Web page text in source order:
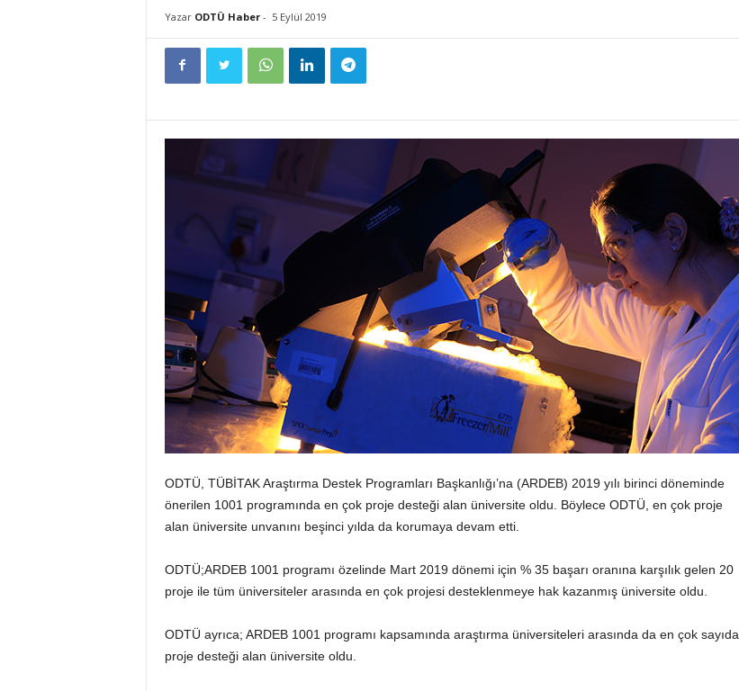
Yazar ODTÜ Haber- 5 Eylül 2019
ODTÜ, TÜBİTAK Araştırma Destek Programları Başkanlığı’na (ARDEB) 2019 yılı birinci döneminde
önerilen 1001 programında en çok proje desteği alan üniversite oldu. Böylece ODTÜ, en çok proje
alan üniversite unvanını beşinci yılda da korumaya devam etti.
ODTÜ;ARDEB 1001 programı özelinde Mart 2019 dönemi için % 35 başarı oranına karşılık gelen 20
proje ile tüm üniversiteler arasında en çok projesi desteklenmeye hak kazanmış üniversite oldu.
ODTÜ ayrıca; ARDEB 1001 programı kapsamında araştırma üniversiteleri arasında da en çok sayıda
proje desteği alan üniversite oldu.